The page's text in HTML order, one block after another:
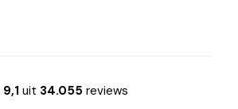
9,1 uit 34.055 reviews